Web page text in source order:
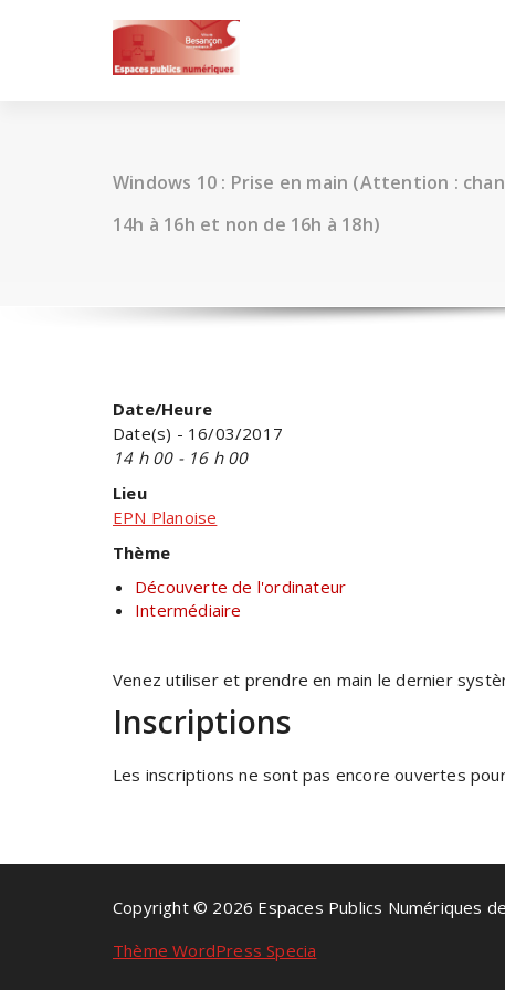
Windows 10 : Prise en main (Attention :
14h à 16h et non de 16h à 18h)
Date/Heure
Date(s) - 16/03/2017
14 h 00 - 16 h 00
Lieu
EPN Planoise
Thème
Découverte de l'ordinateur
Intermédiaire
Venez utiliser et prendre en main le dernier
Inscriptions
Les inscriptions ne sont pas encore ouvertes
Copyright © 2026 Espaces Publics Numériques
Thème WordPress Specia